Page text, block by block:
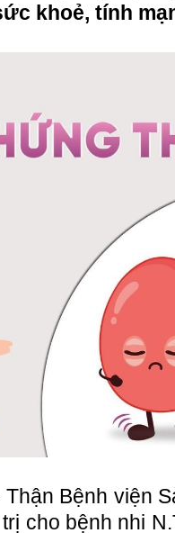
khoẻ, tính
Bệnh viện
cho bệnh nhi